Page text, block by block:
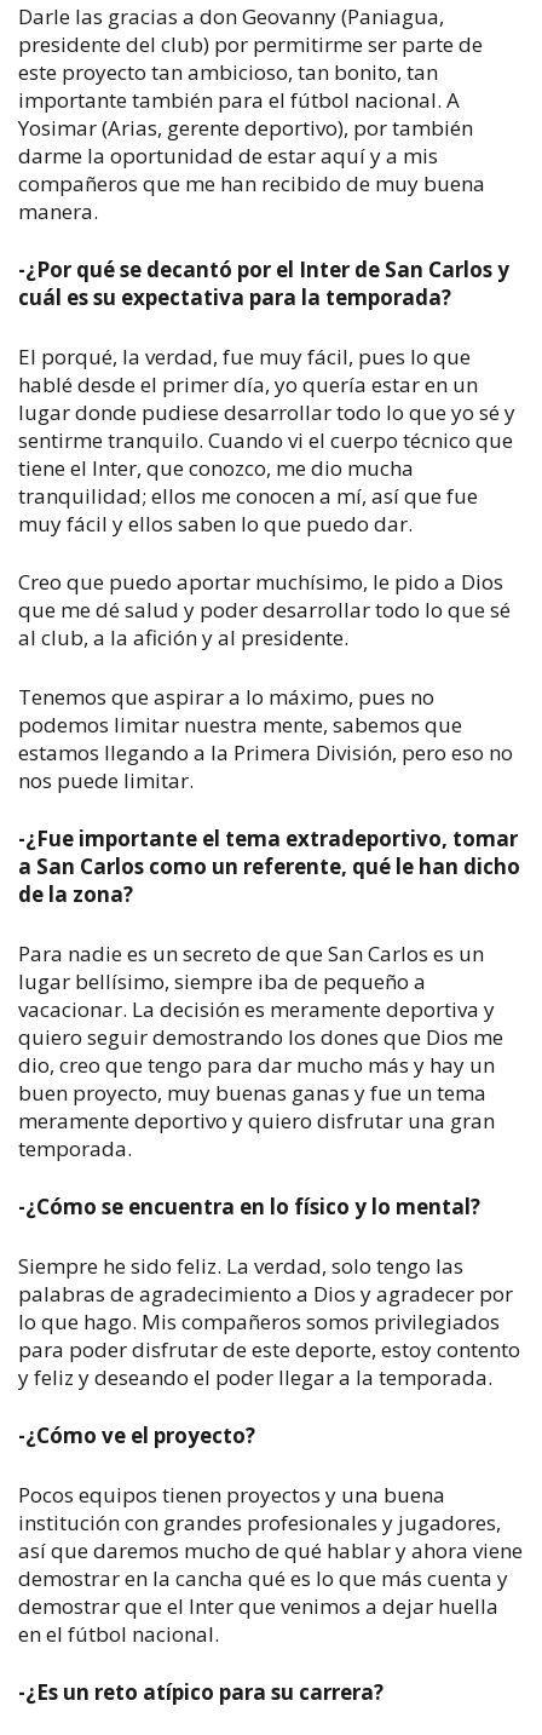
Darle las gracias a don Geovanny (Paniagua,
presidente del club) por permitirme ser parte de
este proyecto tan ambicioso, tan bonito, tan
importante también para el fútbol nacional. A
Yosimar (Arias, gerente deportivo), por también
darme la oportunidad de estar aquí y a mis
compañeros que me han recibido de muy buena
manera.
-¿Por qué se decantó por el Inter de San Carlos y
cuál es su expectativa para la temporada?
El porqué, la verdad, fue muy fácil, pues lo que
hablé desde el primer día, yo quería estar en un
lugar donde pudiese desarrollar todo lo que yo sé y
sentirme tranquilo. Cuando vi el cuerpo técnico que
tiene el Inter, que conozco, me dio mucha
tranquilidad; ellos me conocen a mí, así que fue
muy fácil y ellos saben lo que puedo dar.
Creo que puedo aportar muchísimo, le pido a Dios
que me dé salud y poder desarrollar todo lo que sé
al club, a la afición y al presidente.
Tenemos que aspirar a lo máximo, pues no
podemos limitar nuestra mente, sabemos que
estamos llegando a la Primera División, pero eso no
nos puede limitar.
-¿Fue importante el tema extradeportivo, tomar
a San Carlos como un referente, qué le han dicho
de la zona?
Para nadie es un secreto de que San Carlos es un
lugar bellísimo, siempre iba de pequeño a
vacacionar. La decisión es meramente deportiva y
quiero seguir demostrando los dones que Dios me
dio, creo que tengo para dar mucho más y hay un
buen proyecto, muy buenas ganas y fue un tema
meramente deportivo y quiero disfrutar una gran
temporada.
-¿Cómo se encuentra en lo físico y lo mental?
Siempre he sido feliz. La verdad, solo tengo las
palabras de agradecimiento a Dios y agradecer por
lo que hago. Mis compañeros somos privilegiados
para poder disfrutar de este deporte, estoy contento
y feliz y deseando el poder llegar a la temporada.
-¿Cómo ve el proyecto?
Pocos equipos tienen proyectos y una buena
institución con grandes profesionales y jugadores,
así que daremos mucho de qué hablar y ahora viene
demostrar en la cancha qué es lo que más cuenta y
demostrar que el Inter que venimos a dejar huella
en el fútbol nacional.
-¿Es un reto atípico para su carrera?